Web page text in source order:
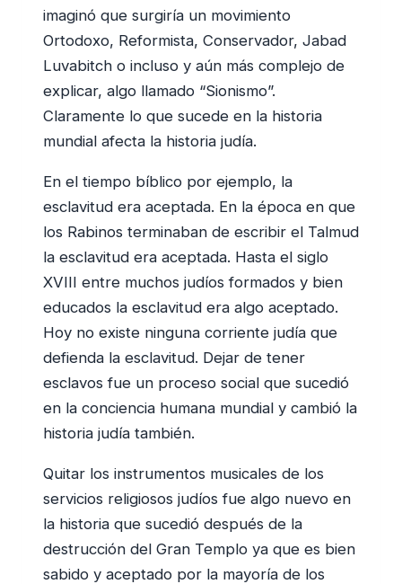
imaginó que surgiría un movimiento
Ortodoxo, Reformista, Conservador, Jabad
Luvabitch o incluso y aún más complejo de
explicar, algo llamado “Sionismo”.
Claramente lo que sucede en la historia
mundial afecta la historia judía.
En el tiempo bíblico por ejemplo, la
esclavitud era aceptada. En la época en que
los Rabinos terminaban de escribir el Talmud
la esclavitud era aceptada. Hasta el siglo
XVIII entre muchos judíos formados y bien
educados la esclavitud era algo aceptado.
Hoy no existe ninguna corriente judía que
defienda la esclavitud. Dejar de tener
esclavos fue un proceso social que sucedió
en la conciencia humana mundial y cambió la
historia judía también.
Quitar los instrumentos musicales de los
servicios religiosos judíos fue algo nuevo en
la historia que sucedió después de la
destrucción del Gran Templo ya que es bien
sabido y aceptado por la mayoría de los